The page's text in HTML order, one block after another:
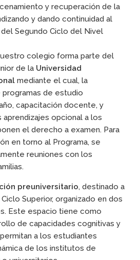
y recuperación de la
y dando continuidad al
Segundo Ciclo del Nivel
colegio forma parte del
de la Universidad
mediante el cual, la
de estudio
capacitación docente, y
opcional a los
el derecho a examen. Para
en torno al Programa, se
reuniones con los
preuniversitario, destinado a
Superior, organizado en dos
Este espacio tiene como
de capacidades cognitivas y
a los estudiantes
de los institutos de